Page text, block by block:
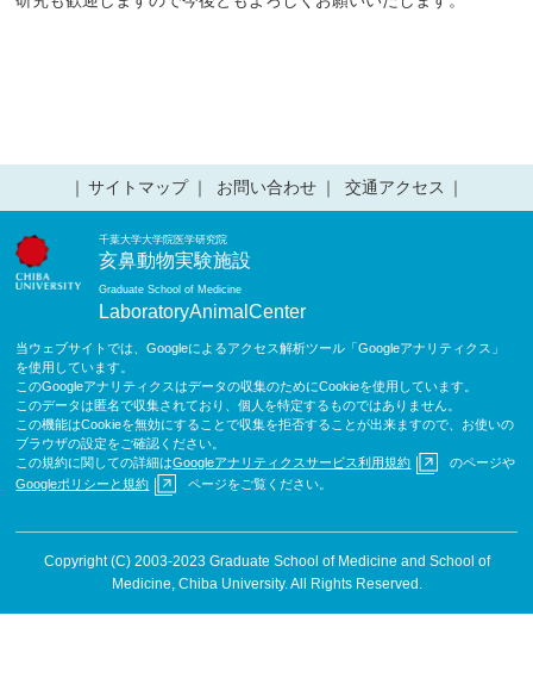
サイトマップ お問い合わせ 交通アクセス
千葉大学大学院医学研究院
亥鼻動物実験施設
Graduate School of Medicine
LaboratoryAnimalCenter
当ウェブサイトでは、Googleによるアクセス解析ツール「Googleアナリティクス」
を使用しています。
このGoogleアナリティクスはデータの収集のためにCookieを使用しています。
このデータは匿名で収集されており、個人を特定するものではありません。
この機能はCookieを無効にすることで収集を拒否することが出来ますので、お使いの
ブラウザの設定をご確認ください。
この規約に関しての詳細はGoogleアナリティクスサービス利用規約
のページや
Googleポリシーと規約
ページをご覧ください。
Copyright (C) 2003-2023 Graduate School of Medicine and School of
Medicine, Chiba University. All Rights Reserved.